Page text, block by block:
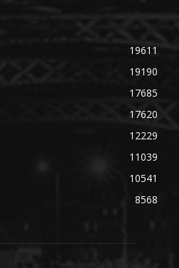
19611
19190
17685
17620
12229
11039
10541
8568